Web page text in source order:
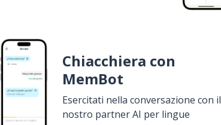
Chiacchiera con
MemBot
Esercitati nella conversazione con il
nostro partner AI per lingue